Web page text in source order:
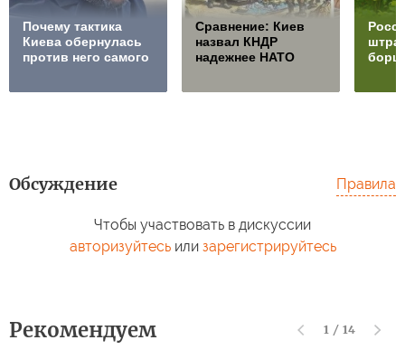
Почему тактика
Киева обернулась
против него самого
Сравнение: Киев
назвал КНДР
надежнее НАТО
Обсуждение Правила
Чтобы участвовать в дискуссии
авторизуйтесьили зарегистрируйтесь
Рекомендуем 1 / 14